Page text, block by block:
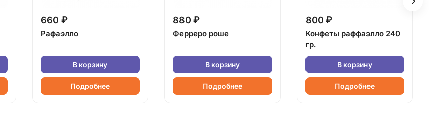
660 ₽
Рафаэлло
В корзину
Подробнее
880 ₽
Ферреро роше
В корзину
Подробнее
800 ₽
Конфеты раффаэлло 240
гр.
В корзину
Подробнее